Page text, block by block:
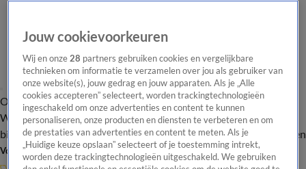
Overzicht Onze programma's Uitzendingen Onze gezichten
In de
WandelgangenInterviewsUitzending
bijwonenPodcastShopVeelgestelde vragenKijkersvraag insturen
Volg Vandaag Inside
Jouw cookievoorkeuren
Wij en onze28 partners gebruiken cookies en vergelijkbare
technieken om informatie te verzamelen over jou als gebruiker van
onze website(s), jouw gedrag en jouw apparaten. Als je „Alle
cookies accepteren” selecteert, worden trackingtechnologieën
ingeschakeld om onze advertenties en content te kunnen
personaliseren, onze producten en diensten te verbeteren en om
de prestaties van advertenties en content te meten. Als je
„Huidige keuze opslaan” selecteert of je toestemming intrekt,
worden deze trackingtechnologieën uitgeschakeld. We gebruiken